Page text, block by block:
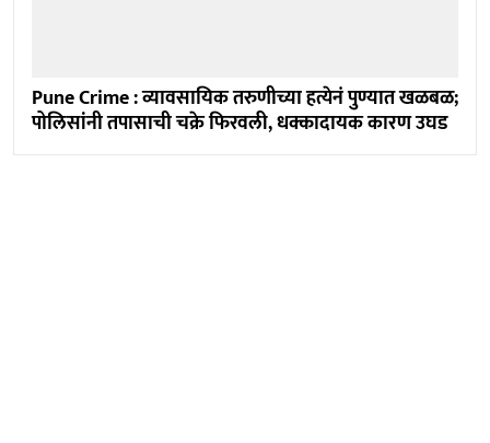
Pune Crime : व्यावसायिक तरुणीच्या हत्येनं पुण्यात खळबळ;
पोलिसांनी तपासाची चक्रे फिरवली, धक्कादायक कारण उघड